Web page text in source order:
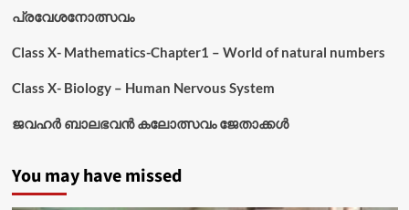
പ്രവേശനോത്സവം
Class X- Mathematics-Chapter1 – World of natural numbers
Class X- Biology – Human Nervous System
ജവഹർ ബാലഭവൻ കലോത്സവം ജേതാക്കൾ
You may have missed